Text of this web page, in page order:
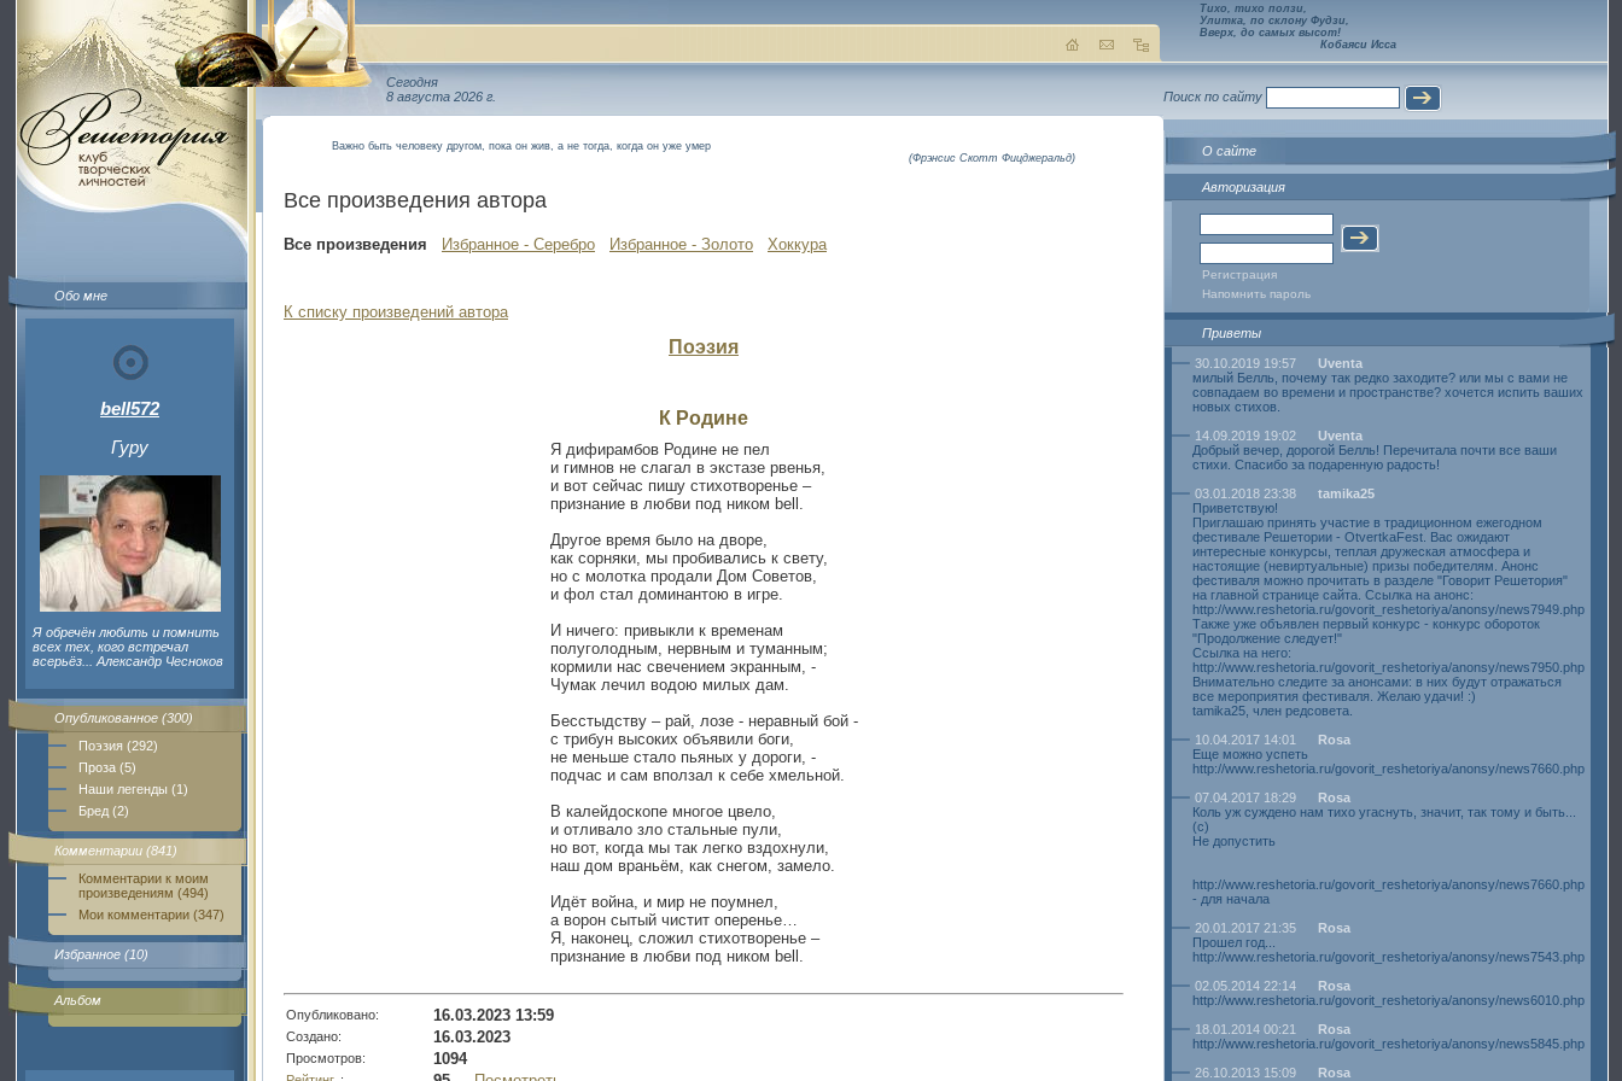
Обо мне
bell572
Гуру
Я обречён любить и помнить
всех тех, кого встречал
всерьёз... Александр Чесноков
Опубликованное (300)
Поэзия (292)
Проза (5)
Наши легенды (1)
Бред (2)
Комментарии (841)
Комментарии к моим
произведениям (494)
Мои комментарии (347)
Избранное (10)
Альбом
Сегодня
8 августа 2026 г.
Важно быть человеку другом, пока он жив, а не тогда, когда он уже умер
(Фрэнсис Скотт Фицджеральд)
Все произведения автора
Все произведения Избранное - Серебро Избранное - Золото Хоккура
К списку произведений автора
Поэзия
К Родине
Я дифирамбов Родине не пел
и гимнов не слагал в экстазе рвенья,
и вот сейчас пишу стихотворенье –
признание в любви под ником bell.
Другое время было на дворе,
как сорняки, мы пробивались к свету,
но с молотка продали Дом Советов,
и фол стал доминантою в игре.
И ничего: привыкли к временам
полуголодным, нервным и туманным;
кормили нас свечением экранным, -
Чумак лечил водою милых дам.
Бесстыдству – рай, лозе - неравный бой -
с трибун высоких объявили боги,
не меньше стало пьяных у дороги, -
подчас и сам вползал к себе хмельной.
В калейдоскопе многое цвело,
и отливало зло стальные пули,
но вот, когда мы так легко вздохнули,
наш дом враньём, как снегом, замело.
Идёт война, и мир не поумнел,
а ворон сытый чистит оперенье…
Я, наконец, сложил стихотворенье –
признание в любви под ником bell.
Опубликовано: 16.03.2023 13:59
Создано: 16.03.2023
Просмотров: 1094
Тихо, тихо ползи,
Улитка, по склону Фудзи,
Вверх, до самых высот!
Кобаяси Исса
Поиск по сайту
О сайте
Авторизация
Регистрация
Напомнить пароль
Приветы
30.10.2019 19:57
Uventa
милый Белль, почему так редко заходите? или мы с вами не
совпадаем во времени и пространстве? хочется испить ваших
новых стихов.
14.09.2019 19:02
Uventa
Добрый вечер, дорогой Белль! Перечитала почти все ваши
стихи. Спасибо за подаренную радость!
03.01.2018 23:38
tamika25
Приветствую!
Приглашаю принять участие в традиционном ежегодном
фестивале Решетории - OtvertkaFest. Вас ожидают
интересные конкурсы, теплая дружеская атмосфера и
настоящие (невиртуальные) призы победителям. Анонс
фестиваля можно прочитать в разделе "Говорит Решетория"
на главной странице сайта. Ссылка на анонс:
http://www.reshetoria.ru/govorit_reshetoriya/anonsy/news7949.php
Также уже объявлен первый конкурс - конкурс обороток
"Продолжение следует!"
Ссылка на него:
http://www.reshetoria.ru/govorit_reshetoriya/anonsy/news7950.php
Внимательно следите за анонсами: в них будут отражаться
все мероприятия фестиваля. Желаю удачи! :)
tamika25, член редсовета.
10.04.2017 14:01
Rosa
Еще можно успеть
http://www.reshetoria.ru/govorit_reshetoriya/anonsy/news7660.php
07.04.2017 18:29
Rosa
Коль уж суждено нам тихо угаснуть, значит, так тому и быть...
(с)
Не допустить
http://www.reshetoria.ru/govorit_reshetoriya/anonsy/news7660.php
- для начала
20.01.2017 21:35
Rosa
Прошел год...
http://www.reshetoria.ru/govorit_reshetoriya/anonsy/news7543.php
02.05.2014 22:14
Rosa
http://www.reshetoria.ru/govorit_reshetoriya/anonsy/news6010.php
18.01.2014 00:21
Rosa
http://www.reshetoria.ru/govorit_reshetoriya/anonsy/news5845.php
26.10.2013 15:09
Rosa